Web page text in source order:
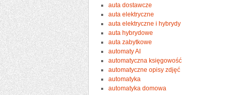
auta dostawcze
auta elektryczne
auta elektryczne i hybrydy
auta hybrydowe
auta zabytkowe
automaty AI
automatyczna księgowość
automatyczne opisy zdjęć
automatyka
automatyka domowa